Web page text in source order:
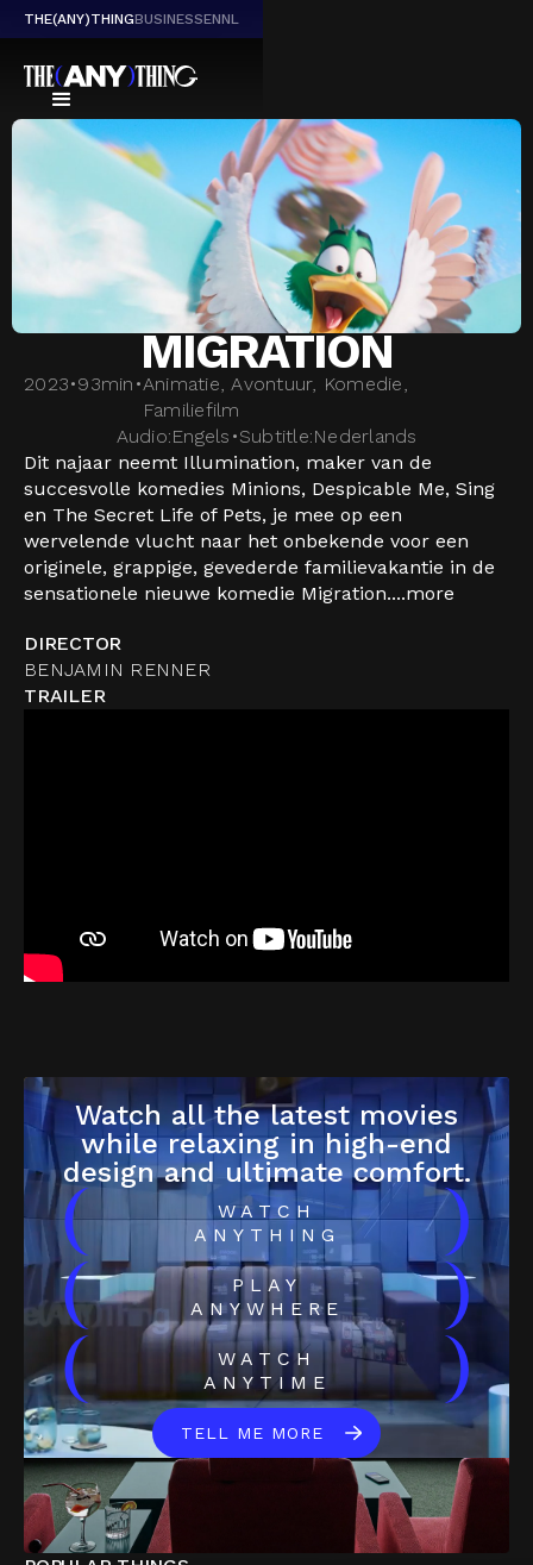
THE(ANY)THINGBUSINESSENNL
MIGRATION
2023•93min •Animatie, Avontuur, Komedie,
Familiefilm
Audio:Engels •Subtitle:Nederlands
Dit najaar neemt Illumination, maker van de
succesvolle komedies Minions, Despicable Me, Sing
en The Secret Life of Pets, je mee op een
wervelende vlucht naar het onbekende voor een
originele, grappige, gevederde familievakantie in de
sensationele nieuwe komedie Migration....more
DIRECTOR
BENJAMIN RENNER
TRAILER
Watch all the latest movies
while relaxing in high-end
design and ultimate comfort.
(
WATCH
ANYTHING
)
(
PLAY
ANYWHERE
)
(
WATCH
ANYTIME
)
TELL ME MORE